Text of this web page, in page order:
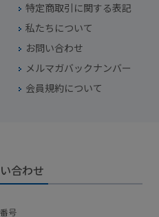
特定商取引に関する表記
私たちについて
お問い合わせ
メルマガバックナンバー
会員規約について
合わせ
号